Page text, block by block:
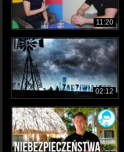
11:20
02:12